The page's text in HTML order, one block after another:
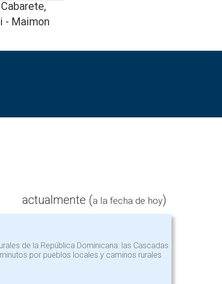
- Maimon
actualmente (a la fecha de hoy)
de la República Dominicana: las Cascadas
por pueblos locales y caminos rurales